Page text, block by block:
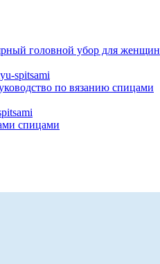
головной убор для женщин
по вязанию спицами
спицами